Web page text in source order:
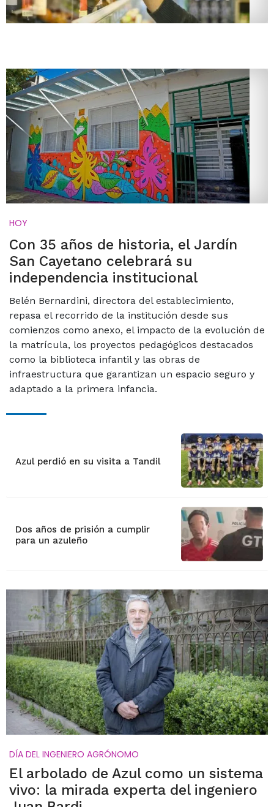
HOY
Con 35 años de historia, el Jardín
San Cayetano celebrará su
independencia institucional
Belén Bernardini, directora del establecimiento,
repasa el recorrido de la institución desde sus
comienzos como anexo, el impacto de la evolución de
la matrícula, los proyectos pedagógicos destacados
como la biblioteca infantil y las obras de
infraestructura que garantizan un espacio seguro y
adaptado a la primera infancia.
Azul perdió en su visita a Tandil
Dos años de prisión a cumplir
para un azuleño
DÍA DEL INGENIERO AGRÓNOMO
El arbolado de Azul como un sistema
vivo: la mirada experta del ingeniero